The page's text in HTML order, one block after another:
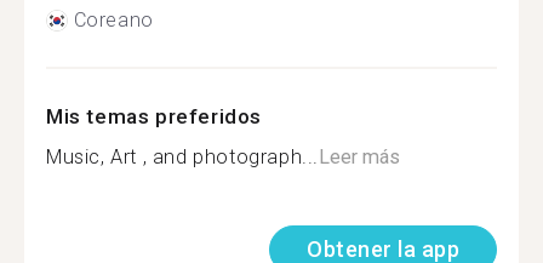
Coreano
Mis temas preferidos
Music, Art , and photograph...Leer más
Obtener la app